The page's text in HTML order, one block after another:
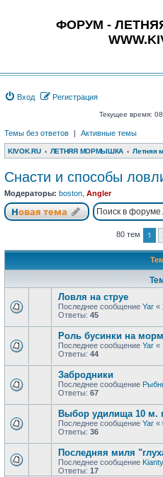
ФОРУМ -
Вход Регистрация
Текущее время:
Темы без ответов | Активные темы
KIVOK.RU ЛЕТНЯЯ МОРМЫШКА Летняя
Снасти и способы
Модераторы: boston Angler
Новая тема
80 тем 1
Ловля на струе
Последнее сообщение Yar «
Ответы: 45
Роль бусинки на
Последнее сообщение Yar «
Ответы: 44
Забродники
Последнее сообщение
Ответы: 67
Выбор удилища 10 м.
Последнее сообщение Yar «
Ответы: 36
Последняя миля
Последнее сообщение Kianty
Ответы: 17